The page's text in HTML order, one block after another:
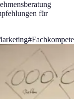
für
#